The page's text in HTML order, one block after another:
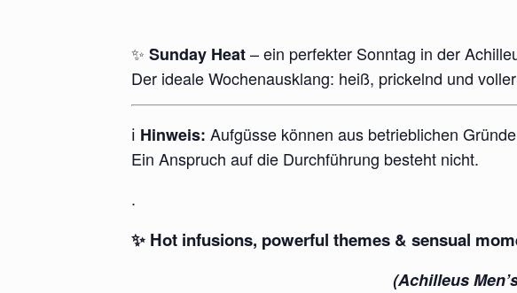
✨ Sunday Heat– ein perfekter Sonntag in der
Der ideale Wochenausklang: heiß, prickelnd und
ℹ️ Hinweis: Aufgüsse können aus betrieblichen
Ein Anspruch auf die Durchführung besteht nicht.
.
✨ Hot infusions, powerful themes & sensual
(Achilleus